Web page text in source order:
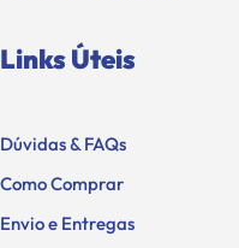
Links Úteis
Dúvidas & FAQs
Como Comprar
Envio e Entregas